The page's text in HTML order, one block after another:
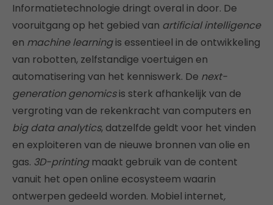
Informatietechnologie dringt overal in door. De
vooruitgang op het gebied van artificial intelligence
en machine learningis essentieel in de ontwikkeling
van robotten, zelfstandige voertuigen en
automatisering van het kenniswerk. De next-
generation genomicsis sterk afhankelijk van de
vergroting van de rekenkracht van computers en
big data analytics, datzelfde geldt voor het vinden
en exploiteren van de nieuwe bronnen van olie en
gas. 3D-printingmaakt gebruik van de content
vanuit het open online ecosysteem waarin
ontwerpen gedeeld worden. Mobiel internet,